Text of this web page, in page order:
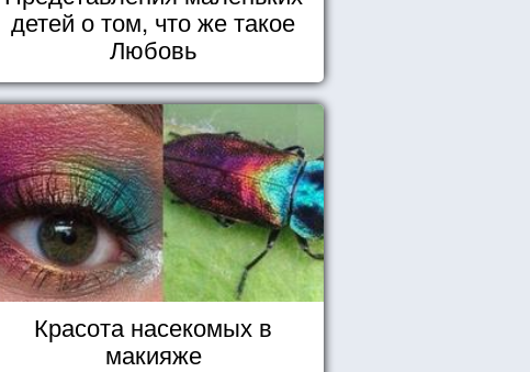
детей о том, что же такое
Любовь
Красота насекомых в
макияже